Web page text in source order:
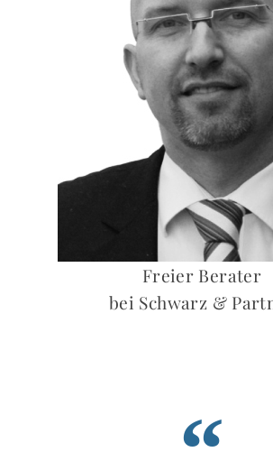
Freier Berater
bei Schwarz &